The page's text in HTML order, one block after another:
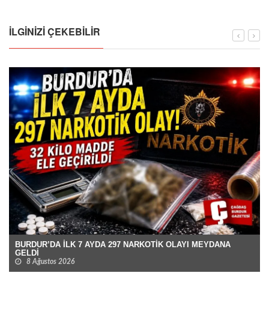
İLGINIZI ÇEKEBILIR
BURDUR’DA İLK 7 AYDA 297 NARKOTİK OLAYI MEYDANA
GELDİ
8 Ağustos 2026